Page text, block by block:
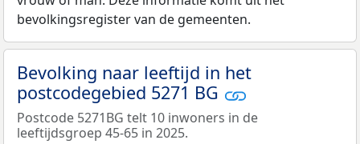
bevolkingsregister van de gemeenten.
Bevolking naar leeftijd in het
postcodegebied 5271 BG
Postcode 5271BG telt 10 inwoners in de
leeftijdsgroep 45-65 in 2025.